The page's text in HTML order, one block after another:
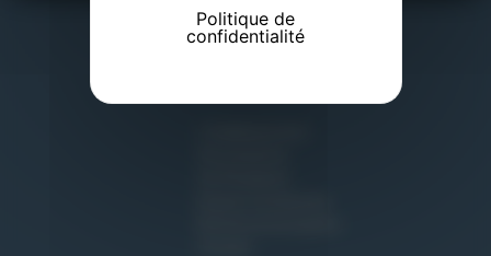
Lycée Technologique
Centre de Formation Professionnelle
Politique de
confidentialité